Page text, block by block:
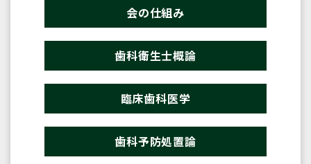
会の仕組み
歯科衛生士概論
臨床歯科医学
歯科予防処置論